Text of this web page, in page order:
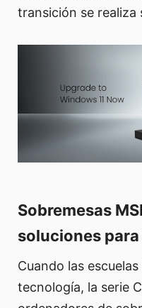
transición se
Sobremesas
soluciones
Cuando las
tecnología, la serie